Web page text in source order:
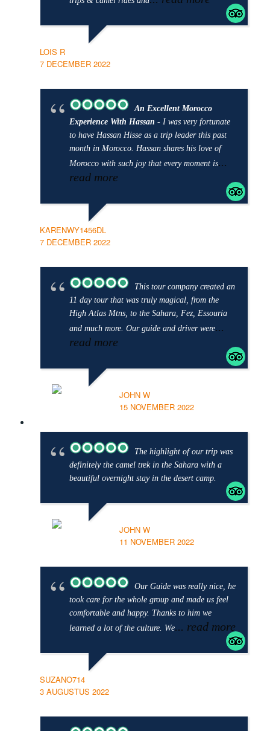
LOIS R
7 DECEMBER 2022
An Excellent Morocco
Experience With Hassan - I was very fortunate
to have Hassan Hisse as a trip leader this past
month in Morocco. Hassan shares his love of
Morocco with such joy that every moment is...
read more
KARENWY1456DL
7 DECEMBER 2022
This tour company created an
11 day tour that was truly magical, from the
High Atlas Mtns, to the Sahara, Fez, Essouria
and much more. Our guide and driver were...
read more
JOHN W
15 NOVEMBER 2022
The highlight of our trip was
definitely the camel trek in the Sahara with a
beautiful overnight stay in the desert camp.
JOHN W
11 NOVEMBER 2022
Our Guide was really nice, he
took care for the whole group and made us feel
comfortable and happy. Thanks to him we
learned a lot of the culture. We... read more
SUZANO714
3 AUGUSTUS 2022